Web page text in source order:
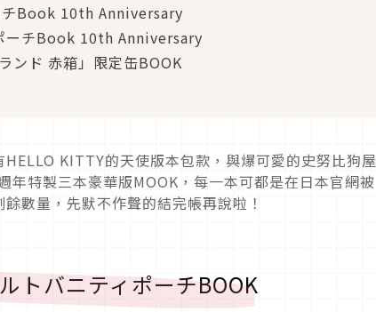
Book 10th Anniversary
ーチBook 10th Anniversary
ンド 赤箱」限定缶BOOK
KITTY的天使版本包款，與爆可愛的史努比狗屋
特製三本豪華版MOOK，每一本可都是在日本官網被
數量，先默不作聲的結完帳再說啦！
トバニティポーチBOOK